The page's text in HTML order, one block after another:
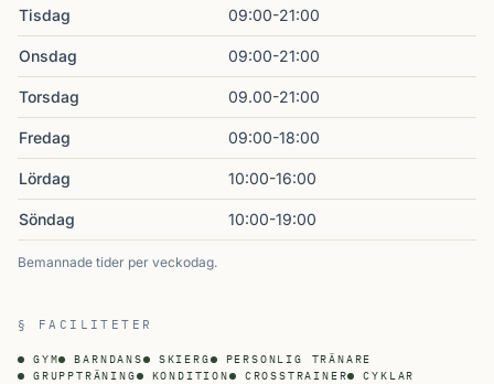
Tisdag 09:00-21:00
Onsdag 09:00-21:00
Torsdag 09.00-21:00
Fredag 09:00-18:00
Lördag 10:00-16:00
Söndag 10:00-19:00
Bemannade tider per veckodag.
§ FACILITETER
GYM BARNDANS SKIERG
PERSONLIG TRÄNARE
GRUPPTRÄNING
KONDITION CROSSTRAINER
CYKLAR